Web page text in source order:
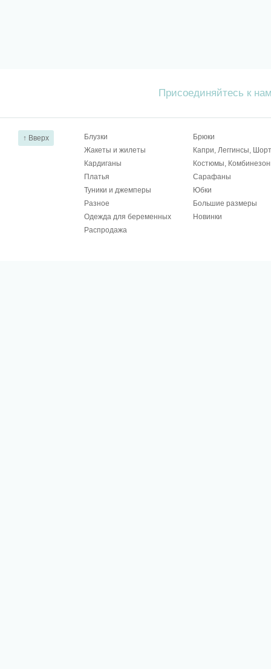
Присоединяйтесь к
↑ Вверх Блузки
Брюки
Жакеты и жилеты
Капри, Леггинсы,
Кардиганы
Костюмы,
Платья
Сарафаны
Туники и джемперы
Юбки
Разное
Большие размеры
Одежда для беременных
Новинки
Распродажа